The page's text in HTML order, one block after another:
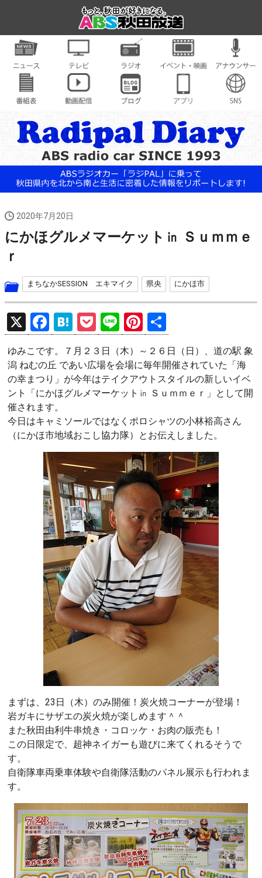
2020年7月20日
にかほグルメマーケット㏌ Ｓｕｍｍｅ
ｒ
まちなかSESSION エキマイク 県央 にかほ市
X
F
a
ce
b
o
o
k
H
at
e
n
a
P
o
ck
et
Li
n
e
Pi
nt
er
es
t
有
ゆみこです。７月２３日（木）～２６日（日）、道の駅 象
潟 ねむの丘 であい広場を会場に毎年開催されていた「海
の幸まつり」が今年はテイクアウトスタイルの新しいイベ
ント「にかほグルメマーケット㏌ Ｓｕｍｍｅｒ」として開
催されます。
今日はキャミソールではなくポロシャツの小林裕高さん
（にかほ市地域おこし協力隊）とお伝えしました。
まずは、23日（木）のみ開催！炭火焼コーナーが登場！
岩ガキにサザエの炭火焼が楽しめます＾＾
また秋田由利牛串焼き・コロッケ・お肉の販売も！
この日限定で、超神ネイガーも遊びに来てくれるそうで
す。
自衛隊車両乗車体験や自衛隊活動のパネル展示も行われま
す。